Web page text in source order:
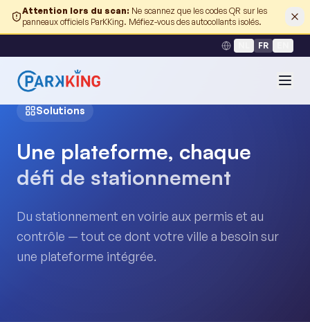
Attention lors du scan: Ne scannez que les codes QR sur les
panneaux officiels ParKKing. Méfiez-vous des autocollants isolés.
FR
Solutions
Une plateforme, chaque
défi de stationnement
Du stationnement en voirie aux permis et au
contrôle — tout ce dont votre ville a besoin sur
une plateforme intégrée.